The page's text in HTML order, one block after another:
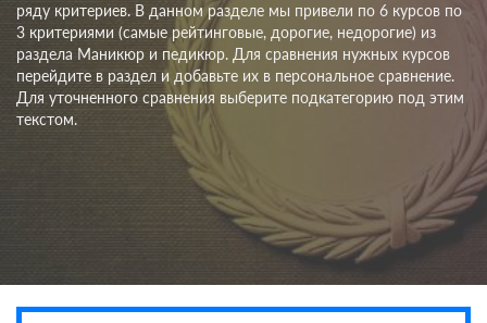
Статьи
Вузы
account_box
ряду критериев. В данном разделе мы привели по 6 курсов по
3 критериями (самые рейтинговые, дорогие, недорогие) из
раздела Маникюр и педикюр. Для сравнения нужных курсов
перейдите в раздел и добавьте их в персональное сравнение.
Для уточненного сравнения выберите подкатегорию под этим
текстом.